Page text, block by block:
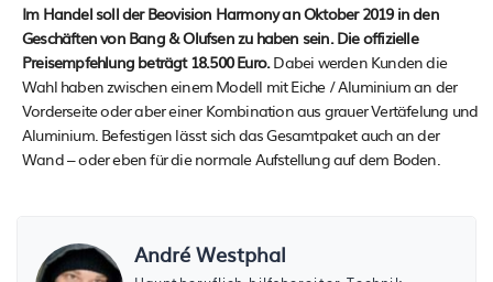
Im Handel soll der Beovision Harmony an Oktober 2019 in den
Geschäften von Bang & Olufsen zu haben sein. Die offizielle
Preisempfehlung beträgt 18.500 Euro.Dabei werden Kunden die
Wahl haben zwischen einem Modell mit Eiche / Aluminium an der
Vorderseite oder aber einer Kombination aus grauer Vertäfelung und
Aluminium. Befestigen lässt sich das Gesamtpaket auch an der
Wand – oder eben für die normale Aufstellung auf dem Boden.
André Westphal